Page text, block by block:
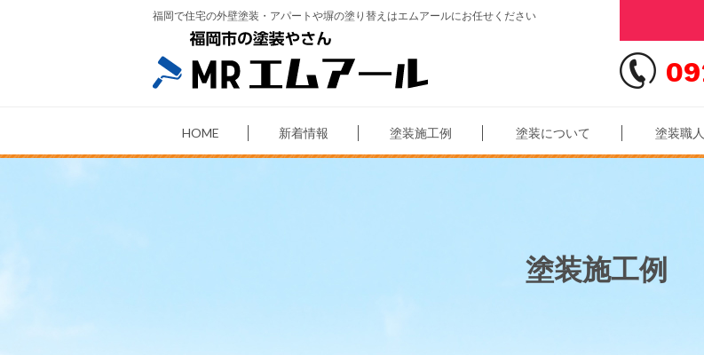
福岡で住宅の外壁塗装・アパートや塀の塗り替えはエムアールにお任せください
HOME 新着情報 塗装施工例 塗装について 塗装職
塗装施工例